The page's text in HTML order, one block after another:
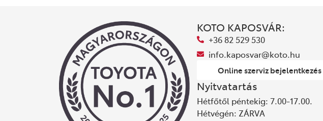
KOTO KAPOSVÁR:
+36 82 529 530
info.kaposvar@koto.hu
Online szerviz bejelentkezés
Nyitvatartás
Hétfőtől péntekig: 7.00-17.00.
Hétvégén: ZÁRVA